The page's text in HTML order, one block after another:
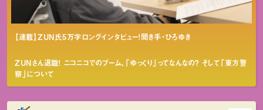
【連載】ZUN氏5万字ロングインタビュー！聞き手・ひろゆき
ZUNさん退職！ ニコニコでのブーム、「ゆっくり」ってなんなの？ そして「東方警
察」について